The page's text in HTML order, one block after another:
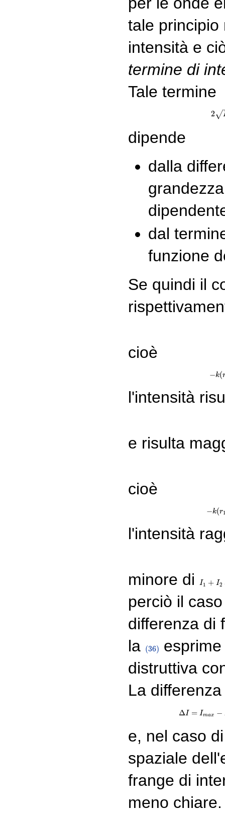
tale principio
intensità e
termine di
Tale termine
2√
dipende
dalla
dal
funzione
Se quindi il
cioè
−k(
l'intensità
e risulta
cioè
−k(r
l'intensità
minore di I1 + I2
I1 +I2
perciò il
differenza di
la (36)
(36)
distruttiva
La
ΔI = Imax −
e, nel caso
spaziale
frange di
meno